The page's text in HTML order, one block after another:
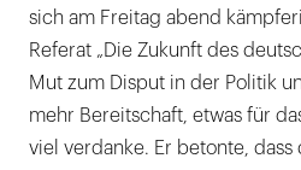
sich am Freitag abend
Referat „Die Zukunft des
Mut zum Disput in der Politik
mehr Bereitschaft, etwas für
viel verdanke. Er betonte, dass